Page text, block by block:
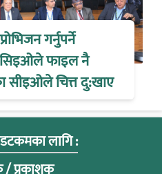
गर्नुपर्ने
सिइओले फाइल नै
चित्त दु:खाए
लागि :